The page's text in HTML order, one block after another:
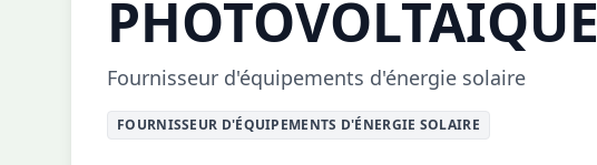
PHOTOVOLTAÏQUE
Fournisseur d'équipements d'énergie solaire
FOURNISSEUR D'ÉQUIPEMENTS D'ÉNERGIE SOLAIRE